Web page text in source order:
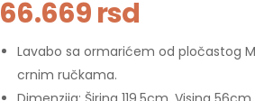
66.669rsd
Lavabo sa ormarićem od pločastog
crnim ručkama.